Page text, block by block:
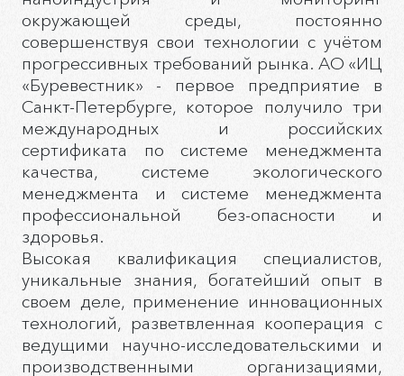
окружающей среды, постоянно
совершенствуя свои технологии с учётом
прогрессивных требований рынка. АО «ИЦ
«Буревестник» - первое предприятие в
Санкт-Петербурге, которое получило три
международных и российских
сертификата по системе менеджмента
качества, системе экологического
менеджмента и системе менеджмента
профессиональной без-опасности и
здоровья.
Высокая квалификация специалистов,
уникальные знания, богатейший опыт в
своем деле, применение инновационных
технологий, разветвленная кооперация с
ведущими научно-исследовательскими и
производственными организациями,